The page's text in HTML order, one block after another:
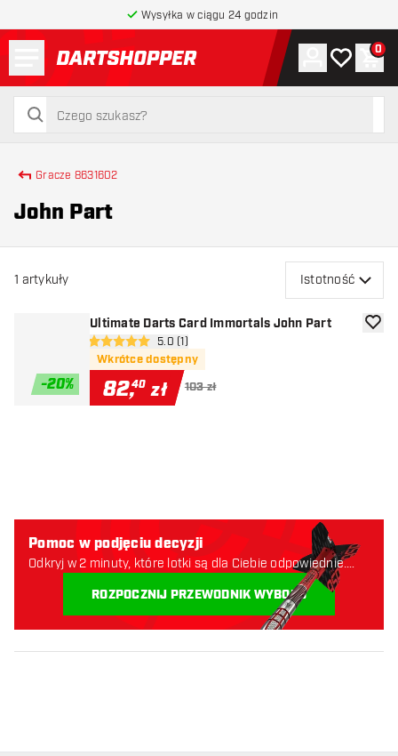
Wysyłka w ciągu 24 godzin
powrót do strony głównej
szukaj
szukaj
Konto
Moja lista
0
Gracze 8631602
John Part
1 artykuły Istotność
-20%
Ultimate Darts Card Immortals John Part
otwórz panel recenzji
5 gwiazdki oceny
5.0 (1)
Wkrótce dostępny
82,40 zł 103 zł
Pomoc w podjęciu decyzji
Odkryj w 2 minuty, które lotki są dla Ciebie odpowiednie.
ROZPOCZNIJ PRZEWODNIK WYBORU